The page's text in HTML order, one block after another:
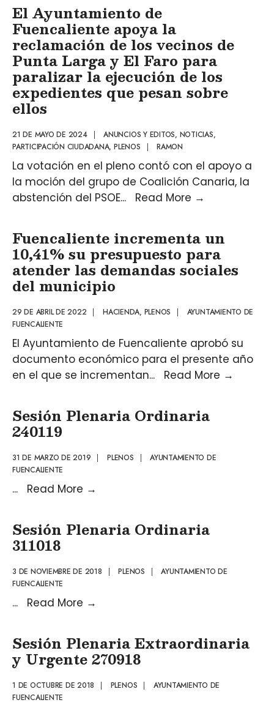
El Ayuntamiento de
Fuencaliente apoya la
reclamación de los vecinos de
Punta Larga y El Faro para
paralizar la ejecución de los
expedientes que pesan sobre
ellos
21 DE MAYO DE 2024 | ANUNCIOS Y EDITOS, NOTICIAS,
PARTICIPACIÓN CIUDADANA,PLENOS | RAMON
La votación en el pleno contó con el apoyo a
la moción del grupo de Coalición Canaria, la
abstención del PSOE... Read More →
Fuencaliente incrementa un
10,41% su presupuesto para
atender las demandas sociales
del municipio
29 DE ABRIL DE 2022 | HACIENDA, PLENOS |
AYUNTAMIENTO DE
FUENCALIENTE
El Ayuntamiento de Fuencaliente aprobó su
documento económico para el presente año
en el que se incrementan... Read More →
Sesión Plenaria Ordinaria
240119
31 DE MARZO DE 2019 | PLENOS |
AYUNTAMIENTO DE
FUENCALIENTE
... Read More →
Sesión Plenaria Ordinaria
311018
3 DE NOVIEMBRE DE 2018 | PLENOS |
AYUNTAMIENTO DE
FUENCALIENTE
... Read More →
Sesión Plenaria Extraordinaria
y Urgente 270918
1 DE OCTUBRE DE 2018 | PLENOS |
AYUNTAMIENTO DE
FUENCALIENTE